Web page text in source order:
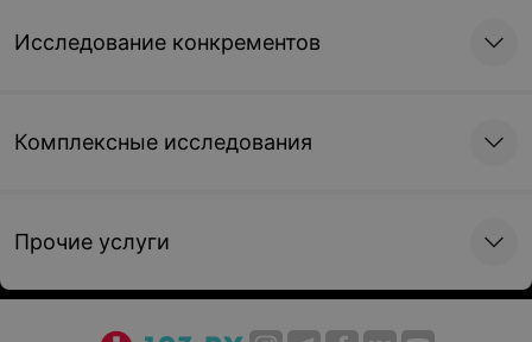
Исследование конкрементов
Комплексные исследования
Прочие услуги